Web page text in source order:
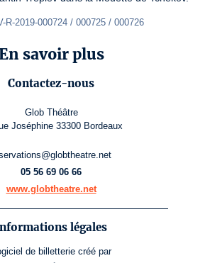
R-2019-000724 / 000725 / 000726
savoir plus
Contactez-nous
Glob Théâtre
Joséphine 33300 Bordeaux
05 56 69 06 66
www.globtheatre.net
légales
de billetterie créé par